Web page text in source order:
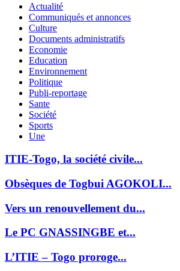
Actualité
Communiqués et annonces
Culture
Documents administratifs
Economie
Education
Environnement
Politique
Publi-reportage
Sante
Société
Sports
Une
ITIE-Togo, la société civile...
Obsèques de Togbui AGOKOLI...
Vers un renouvellement du...
Le PC GNASSINGBE et...
L’ITIE – Togo proroge...